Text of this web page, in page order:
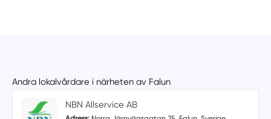
Andra lokalvårdare i närheten av Falun
NBN Allservice AB